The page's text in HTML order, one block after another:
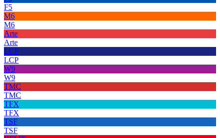
F5
M6
M6
Arte
Arte
LCP
LCP
W9
W9
TMC
TMC
TFX
TFX
TSF
TSF